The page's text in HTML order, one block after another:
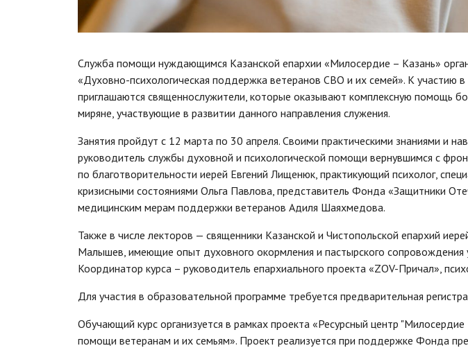
Служба помощи нуждающимся Казанской епархии «Милосердие – Казань»
«Духовно-психологическая поддержка ветеранов СВО и их семей». К участию
приглашаются священнослужители, которые оказывают комплексную помощь
миряне, участвующие в развитии данного направления служения.
Занятия пройдут с 12 марта по 30 апреля. Своими практическими знаниями и
руководитель службы духовной и психологической помощи вернувшимся с
по благотворительности иерей Евгений Лищенюк, практикующий психолог,
кризисными состояниями Ольга Павлова, представитель Фонда «Защитники
медицинским мерам поддержки ветеранов Адиля Шаяхмедова.
Также в числе лекторов — священники Казанской и Чистопольской епархий
Малышев, имеющие опыт духовного окормления и пастырского сопровождения
Координатор курса – руководитель епархиального проекта «ZOV-Причал»,
Для участия в образовательной программе требуется предварительная
Обучающий курс организуется в рамках проекта «Ресурсный центр
помощи ветеранам и их семьям». Проект реализуется при поддержке Фонда